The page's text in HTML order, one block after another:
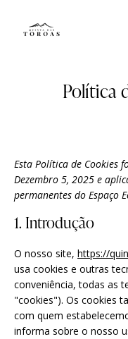
Política
Esta Política de Cookies
Dezembro 5, 2025 e
permanentes do Espaço
1. Introdução
O nosso site, https://
usa cookies e outras
conveniência, todas as
"cookies"). Os cookies
com quem
informa sobre o nosso